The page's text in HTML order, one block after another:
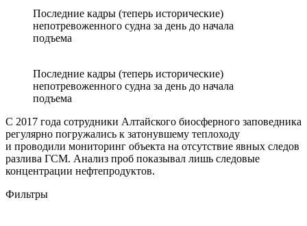
Последние кадры (теперь исторические)
непотревоженного судна за день до начала
подъема
Последние кадры (теперь исторические)
непотревоженного судна за день до начала
подъема
С 2017 года сотрудники Алтайского биосферного заповедника
регулярно погружались к затонувшему теплоходу
и проводили мониторинг объекта на отсутствие явных следов
разлива ГСМ. Анализ проб показывал лишь следовые
концентрации нефтепродуктов.
Фильтры